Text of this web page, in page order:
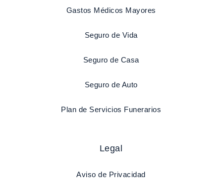
Gastos Médicos Mayores
Seguro de Vida
Seguro de Casa
Seguro de Auto
Plan de Servicios Funerarios
Legal
Aviso de Privacidad